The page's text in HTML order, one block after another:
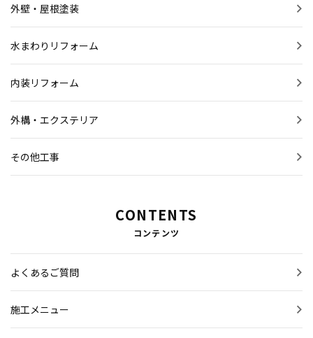
外壁・屋根塗装
水まわりリフォーム
内装リフォーム
外構・エクステリア
その他工事
CONTENTS
コンテンツ
よくあるご質問
施工メニュー